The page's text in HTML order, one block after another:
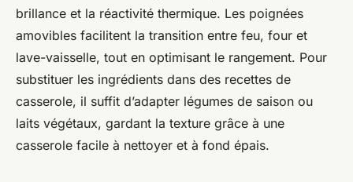
brillance et la réactivité thermique. Les poignées
amovibles facilitent la transition entre feu, four et
lave-vaisselle, tout en optimisant le rangement. Pour
substituer les ingrédients dans des recettes de
casserole, il suffit d’adapter légumes de saison ou
laits végétaux, gardant la texture grâce à une
casserole facile à nettoyer et à fond épais.